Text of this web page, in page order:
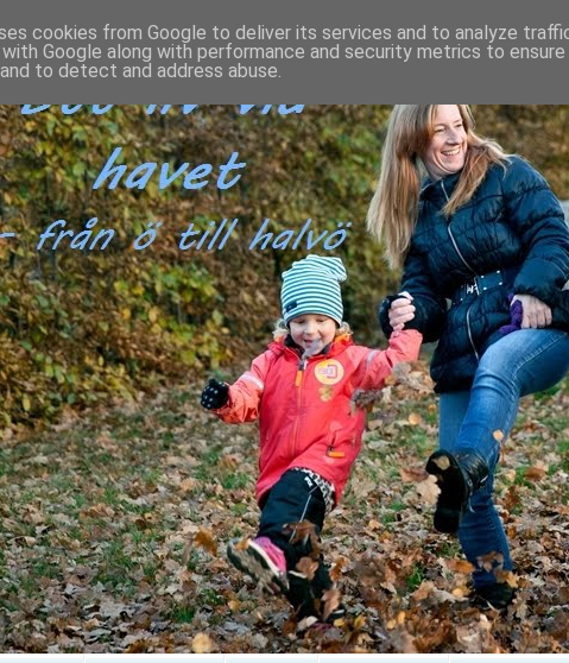
cookies from Google to deliver its services and to analyze
with Google along with performance and security metrics to
to detect and address abuse.